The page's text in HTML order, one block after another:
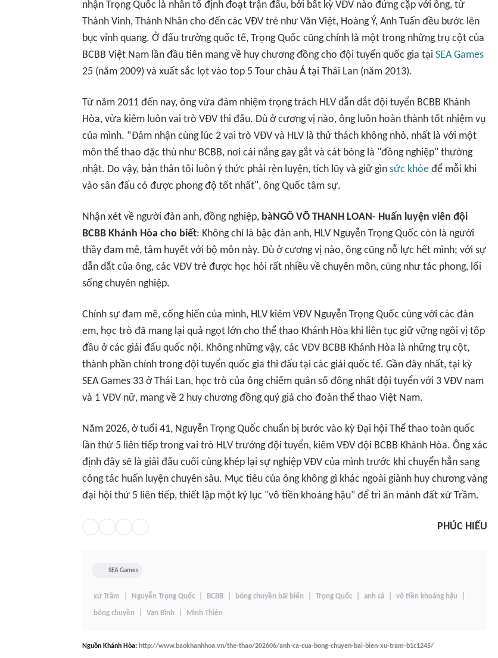
nhận Trọng Quốc là nhân tố định đoạt trận đấu, bởi bất kỳ VĐV nào đứng cặp với ông, từ
Thành Vinh, Thành Nhân cho đến các VĐV trẻ như Văn Việt, Hoàng Ý, Anh Tuấn đều bước lên
bục vinh quang. Ở đấu trường quốc tế, Trọng Quốc cũng chính là một trong những trụ cột của
BCBB Việt Nam lần đầu tiên mang về huy chương đồng cho đội tuyển quốc gia tại SEA Games
25 (năm 2009) và xuất sắc lọt vào top 5 Tour châu Á tại Thái Lan (năm 2013).
Từ năm 2011 đến nay, ông vừa đảm nhiệm trọng trách HLV dẫn dắt đội tuyển BCBB Khánh
Hòa, vừa kiêm luôn vai trò VĐV thi đấu. Dù ở cương vị nào, ông luôn hoàn thành tốt nhiệm vụ
của mình. “Đảm nhận cùng lúc 2 vai trò VĐV và HLV là thử thách không nhỏ, nhất là với một
môn thể thao đặc thù như BCBB, nơi cái nắng gay gắt và cát bỏng là "đồng nghiệp" thường
nhật. Do vậy, bản thân tôi luôn ý thức phải rèn luyện, tích lũy và giữ gìn sức khỏe để mỗi khi
vào sân đấu có được phong độ tốt nhất", ông Quốc tâm sự.
Nhận xét về người đàn anh, đồng nghiệp, bàNGÔ VÕ THANH LOAN- Huấn luyện viên đội
BCBB Khánh Hòa cho biết: Không chỉ là bậc đàn anh, HLV Nguyễn Trọng Quốc còn là người
thầy đam mê, tâm huyết với bộ môn này. Dù ở cương vị nào, ông cũng nỗ lực hết mình; với sự
dẫn dắt của ông, các VĐV trẻ được học hỏi rất nhiều về chuyên môn, cũng như tác phong, lối
sống chuyên nghiệp.
Chính sự đam mê, cống hiến của mình, HLV kiêm VĐV Nguyễn Trọng Quốc cùng với các đàn
em, học trò đã mang lại quả ngọt lớn cho thể thao Khánh Hòa khi liên tục giữ vững ngôi vị tốp
đầu ở các giải đấu quốc nội. Không những vậy, các VĐV BCBB Khánh Hòa là những trụ cột,
thành phần chính trong đội tuyển quốc gia thi đấu tại các giải quốc tế. Gần đây nhất, tại kỳ
SEA Games 33 ở Thái Lan, học trò của ông chiếm quân số đông nhất đội tuyển với 3 VĐV nam
và 1 VĐV nữ, mang về 2 huy chương đồng quý giá cho đoàn thể thao Việt Nam.
Năm 2026, ở tuổi 41, Nguyễn Trọng Quốc chuẩn bị bước vào kỳ Đại hội Thể thao toàn quốc
lần thứ 5 liên tiếp trong vai trò HLV trưởng đội tuyển, kiêm VĐV đội BCBB Khánh Hòa. Ông xác
định đây sẽ là giải đấu cuối cùng khép lại sự nghiệp VĐV của mình trước khi chuyển hẳn sang
công tác huấn luyện chuyên sâu. Mục tiêu của ông không gì khác ngoài giành huy chương vàng
đại hội thứ 5 liên tiếp, thiết lập một kỷ lục "vô tiền khoáng hậu" để tri ân mảnh đất xứ Trầm.
PHÚC HIẾU
SEA Games
xứ Trầm Nguyễn Trọng Quốc BCBB bóng chuyền bãi biển Trọng Quốc anh cả vô tiền khoáng hậu
bóng chuyền Vạn Bình Minh Thiện
Nguồn Khánh Hòa: http://www.baokhanhhoa.vn/the-thao/202606/anh-ca-cua-bong-chuyen-bai-bien-xu-tram-b1c1245/